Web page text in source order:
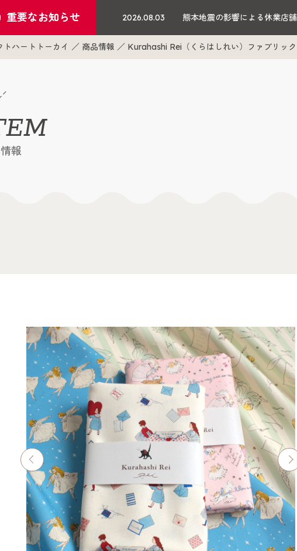
重要なお知らせ 2026.08.03 熊本地震の影響による休業店
トハートトーカイ 商品情報 Kurahashi Rei（くらはしれい）ファブリッ
報